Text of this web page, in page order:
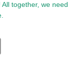
together, we need